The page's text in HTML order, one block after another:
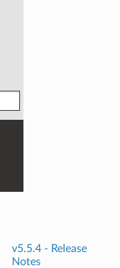
v5.5.4 - Release
Notes